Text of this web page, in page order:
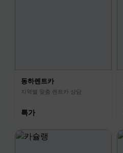
동하렌트카
지역별 맞춤 렌트카 상담
특가